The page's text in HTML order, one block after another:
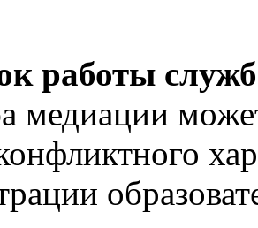
работы
медиации